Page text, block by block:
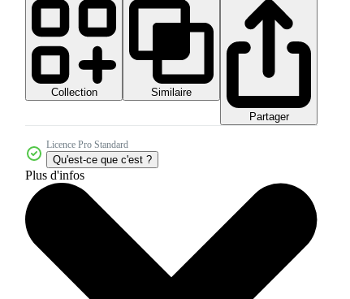
Collection
Similaire
Partager
Licence Pro Standard
Qu'est-ce que c'est ?
Plus d'infos